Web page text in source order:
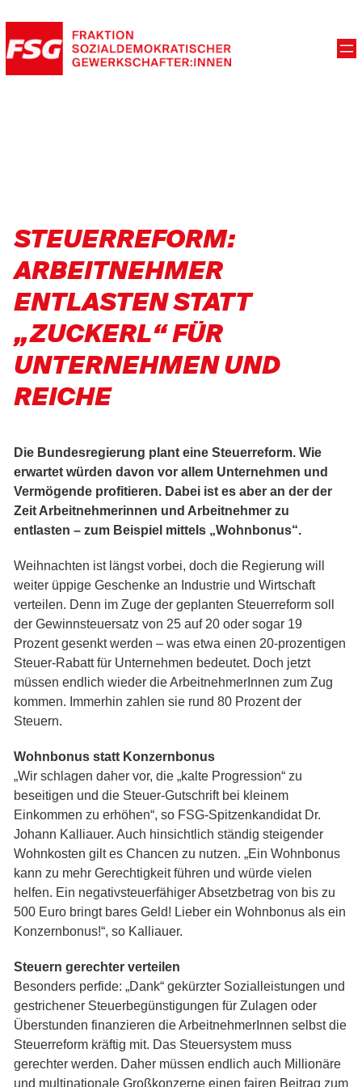
STEUERREFORM:
ARBEITNEHMER
ENTLASTEN STATT
„ZUCKERL“ FÜR
UNTERNEHMEN UND
REICHE
Die Bundesregierung plant eine Steuerreform. Wie
erwartet würden davon vor allem Unternehmen und
Vermögende profitieren. Dabei ist es aber an der der
Zeit Arbeitnehmerinnen und Arbeitnehmer zu
entlasten – zum Beispiel mittels „Wohnbonus“.
Weihnachten ist längst vorbei, doch die Regierung will
weiter üppige Geschenke an Industrie und Wirtschaft
verteilen. Denn im Zuge der geplanten Steuerreform soll
der Gewinnsteuersatz von 25 auf 20 oder sogar 19
Prozent gesenkt werden – was etwa einen 20-prozentigen
Steuer-Rabatt für Unternehmen bedeutet. Doch jetzt
müssen endlich wieder die ArbeitnehmerInnen zum Zug
kommen. Immerhin zahlen sie rund 80 Prozent der
Steuern.
Wohnbonus statt Konzernbonus
„Wir schlagen daher vor, die „kalte Progression“ zu
beseitigen und die Steuer-Gutschrift bei kleinem
Einkommen zu erhöhen“, so FSG-Spitzenkandidat Dr.
Johann Kalliauer. Auch hinsichtlich ständig steigender
Wohnkosten gilt es Chancen zu nutzen. „Ein Wohnbonus
kann zu mehr Gerechtigkeit führen und würde vielen
helfen. Ein negativsteuerfähiger Absetzbetrag von bis zu
500 Euro bringt bares Geld! Lieber ein Wohnbonus als ein
Konzernbonus!“, so Kalliauer.
Steuern gerechter verteilen
Besonders perfide: „Dank“ gekürzter Sozialleistungen und
gestrichener Steuerbegünstigungen für Zulagen oder
Überstunden finanzieren die ArbeitnehmerInnen selbst die
Steuerreform kräftig mit. Das Steuersystem muss
gerechter werden. Daher müssen endlich auch Millionäre
und multinationale Großkonzerne einen fairen Beitrag zum